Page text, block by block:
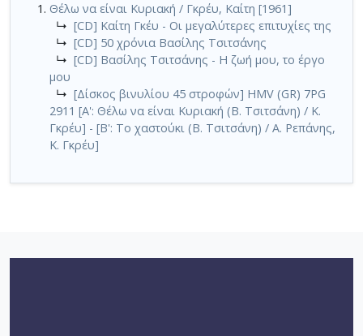
Θέλω να είναι Κυριακή / Γκρέυ, Καίτη [1961]
↳ [CD] Καίτη Γκέυ - Οι μεγαλύτερες επιτυχίες της
↳ [CD] 50 χρόνια Βασίλης Τσιτσάνης
↳ [CD] Βασίλης Τσιτσάνης - Η ζωή μου, το έργο
μου
↳ [Δίσκος βινυλίου 45 στροφών] HMV (GR) 7PG
2911 [Α': Θέλω να είναι Κυριακή (Β. Τσιτσάνη) / Κ.
Γκρέυ] - [Β': Το χαστούκι (Β. Τσιτσάνη) / Α. Ρεπάνης,
Κ. Γκρέυ]